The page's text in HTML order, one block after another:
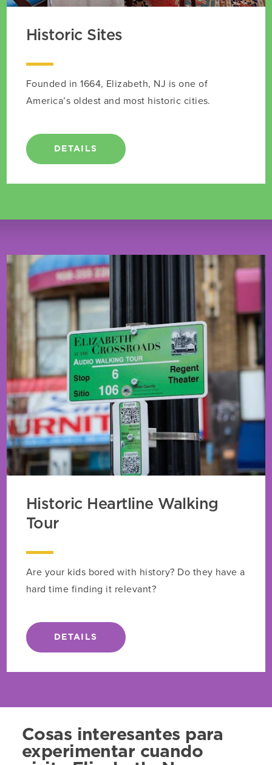
Historic Sites
Founded in 1664, Elizabeth, NJ is one of
America’s oldest and most historic cities.
DETAILS
Historic Heartline Walking
Tour
Are your kids bored with history? Do they have a
hard time finding it relevant?
DETAILS
Cosas interesantes para
experimentar cuando